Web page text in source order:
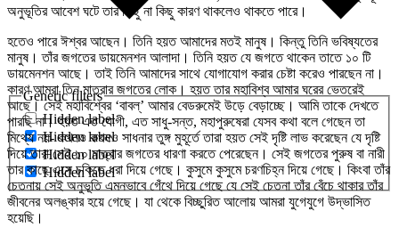
Generic filters
Hidden label
Hidden label
Hidden label
Hidden label
অনুভূতির আবেশ ঘটে তার কিছু না কিছু কারণ থাকলেও থাকতে পারে।
হতেও পারে ঈশ্বর আছেন। তিনি হয়ত আমাদের মতই মানুষ। কিন্তু তিনি ভবিষ্যতের
মানুষ। তাঁর জগতের ডায়মেনশন আলাদা। তিনি হয়ত যে জগতে থাকেন তাতে ১০ টি
ডায়মেনশন আছে। তাই তিনি আমাদের সাথে যোগাযোগ করার চেষ্টা করেও পারছেন না।
কারণ আমরা তিন মাত্রার জগতের লোক। হয়ত তার মহাবিশ্ব আমার ঘরের ভেতরেই
আছে। সেই মহাবিশ্বের ‘বাবল্‌’ আমার বেডরুমেই উড়ে বেড়াচ্ছে। আমি তাকে দেখতে
পারছি না। হয়ত এত যোগী, এত সাধু-সন্ত, মহাপুরুষেরা যেসব কথা বলে গেছেন তা
মিথ্যে নয়- কখনও কখনও সাধনার তুঙ্গ মুহূর্তে তারা হয়ত সেই দৃষ্টি লাভ করেছেন যে দৃষ্টি
দিয়ে তারা সেই ১০ মাত্রার জগতের ধারণা করতে পেরেছেন। সেই জগতের পুরুষ বা নারী
তার কাছে এসে চকিতে ধরা দিয়ে গেছে। কুসুমে কুসুমে চরণচিহ্ন দিয়ে গেছে। কিংবা তাঁর
চেতনায় সেই অনুভূতি এমনভাবে গেঁথে দিয়ে গেছে যে সেই চেতনা তাঁর বেঁচে থাকার তাঁর
জীবনের অলঙ্কার হয়ে গেছে। যা থেকে বিচ্ছুরিত আলোয় আমরা যুগেযুগে উদ্ভাসিত
হয়েছি।